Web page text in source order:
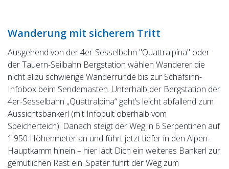
Wanderung mit sicherem Tritt
Ausgehend von der 4er-Sesselbahn "Quattralpina" oder
der Tauern-Seilbahn Bergstation wählen Wanderer die
nicht allzu schwierige Wanderrunde bis zur Schafsinn-
Infobox beim Sendemasten. Unterhalb der Bergstation der
4er-Sesselbahn „Quattralpina“ geht’s leicht abfallend zum
Aussichtsbankerl (mit Infopult oberhalb vom
Speicherteich). Danach steigt der Weg in 6 Serpentinen auf
1.950 Höhenmeter an und führt jetzt tiefer in den Alpen-
Hauptkamm hinein – hier lädt Dich ein weiteres Bankerl zur
gemütlichen Rast ein. Später führt der Weg zum